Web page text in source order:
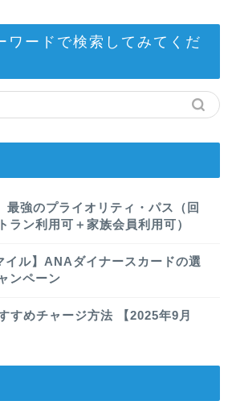
ワードで検索してみてくだ
最強のプライオリティ・パス（回
ラン利用可＋家族会員利用可）
イル】ANAダイナースカードの選
ンペーン
すめチャージ方法 【2025年9月